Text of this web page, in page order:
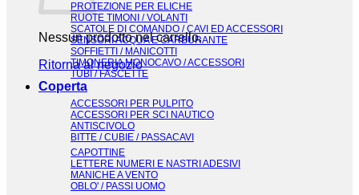
Nessun prodotto nel carrello.
Ritorna al negozio
PROTEZIONE PER ELICHE
RUOTE TIMONI / VOLANTI
SCATOLE DI COMANDO / CAVI ED ACCESSORI
SENSORI ACQUA E CARBURANTE
SOFFIETTI / MANICOTTI
TIMONERIA MONOCAVO / ACCESSORI
TUBI / FASCETTE
Coperta
ACCESSORI PER PULPITO
ACCESSORI PER SCI NAUTICO
ANTISCIVOLO
BITTE / CUBIE / PASSACAVI
CAPOTTINE
LETTERE NUMERI E NASTRI ADESIVI
MANICHE A VENTO
OBLO' / PASSI UOMO